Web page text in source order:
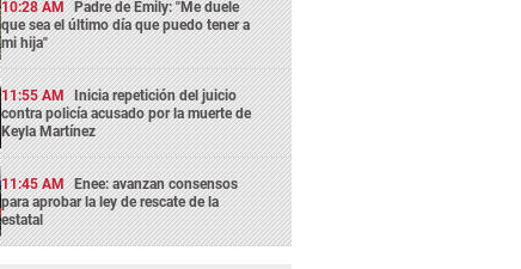
10:28 AM Padre de Emily: "Me duele
que sea el último día que puedo tener a
mi hija"
11:55 AM Inicia repetición del juicio
contra policía acusado por la muerte de
Keyla Martínez
11:45 AM Enee: avanzan consensos
para aprobar la ley de rescate de la
estatal